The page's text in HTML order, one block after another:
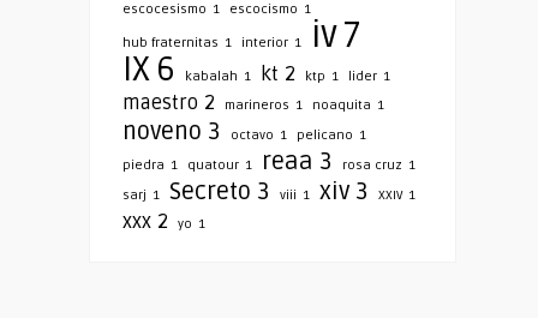
escocesismo 1 escocismo 1
hub fraternitas 1 interior 1 iv7
IX 6 kabalah 1 kt 2 ktp 1 lider 1
maestro 2 marineros 1 noaquita 1
noveno 3 octavo 1 pelicano 1
piedra 1 quatour 1 reaa 3 rosa cruz 1
sarj 1 Secreto 3 viii 1 xiv 3 XXIV 1
xxx 2 yo 1